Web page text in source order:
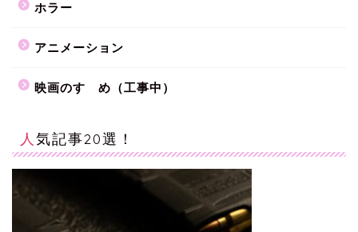
ホラー
アニメーション
映画のすゝめ（工事中）
人気記事20選！